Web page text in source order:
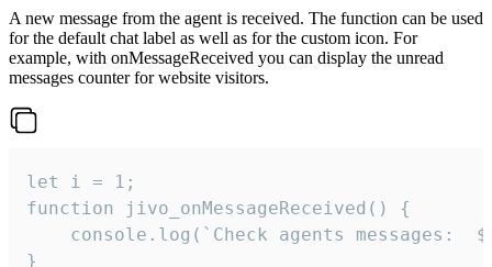
A new message from the agent is received. The function can be used
for the default chat label as well as for the custom icon. For
example, with onMessageReceived you can display the unread
messages counter for website visitors.
let i = 1;
function jivo_onMessageReceived() {
}